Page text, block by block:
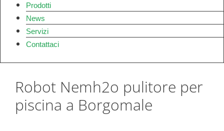
Prodotti
News
Servizi
Contattaci
Robot Nemh2o pulitore per
piscina a Borgomale